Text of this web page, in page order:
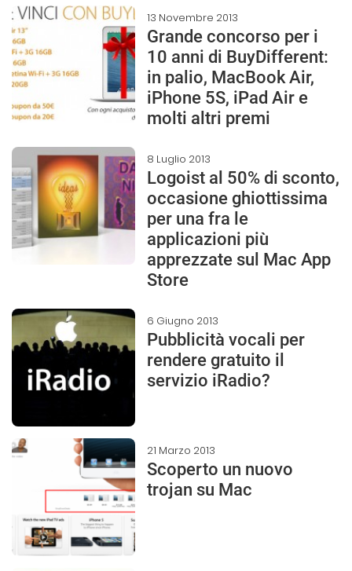
13 Novembre 2013
Grande concorso per i
10 anni di BuyDifferent:
in palio, MacBook Air,
iPhone 5S, iPad Air e
molti altri premi
8 Luglio 2013
Logoist al 50% di sconto,
occasione ghiottissima
per una fra le
applicazioni più
apprezzate sul Mac App
Store
6 Giugno 2013
Pubblicità vocali per
rendere gratuito il
servizio iRadio?
21 Marzo 2013
Scoperto un nuovo
trojan su Mac